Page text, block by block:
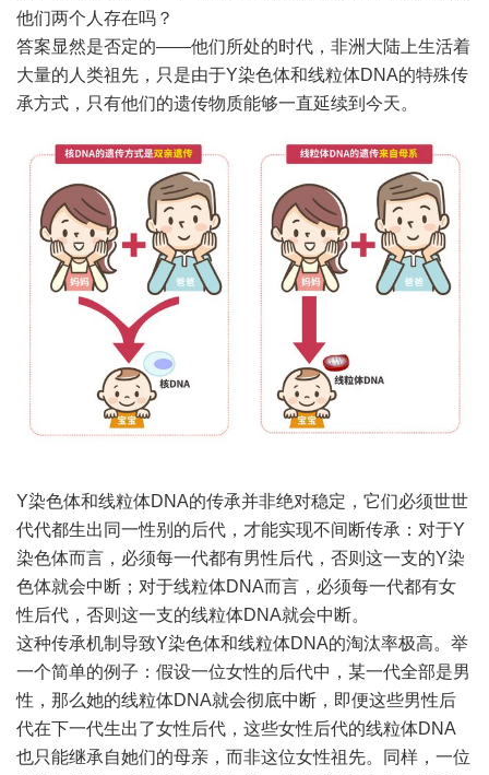
他们两个人存在吗？
答案显然是否定的——他们所处的时代，非洲大陆上生活着
大量的人类祖先，只是由于Y染色体和线粒体DNA的特殊传
承方式，只有他们的遗传物质能够一直延续到今天。
Y染色体和线粒体DNA的传承并非绝对稳定，它们必须世世
代代都生出同一性别的后代，才能实现不间断传承：对于Y
染色体而言，必须每一代都有男性后代，否则这一支的Y染
色体就会中断；对于线粒体DNA而言，必须每一代都有女
性后代，否则这一支的线粒体DNA就会中断。
这种传承机制导致Y染色体和线粒体DNA的淘汰率极高。举
一个简单的例子：假设一位女性的后代中，某一代全部是男
性，那么她的线粒体DNA就会彻底中断，即便这些男性后
代在下一代生出了女性后代，这些女性后代的线粒体DNA
也只能继承自她们的母亲，而非这位女性祖先。同样，一位